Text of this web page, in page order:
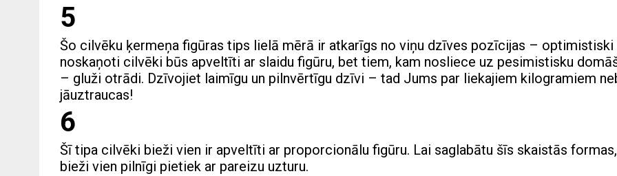
5
Šo cilvēku ķermeņa figūras tips lielā mērā ir atkarīgs no viņu dzīves pozīcijas – optimistiski
noskaņoti cilvēki būs apveltīti ar slaidu figūru, bet tiem, kam nosliece uz pesimistisku
– gluži otrādi. Dzīvojiet laimīgu un pilnvērtīgu dzīvi – tad Jums par liekajiem kilogramiem
jāuztraucas!
6
Šī tipa cilvēki bieži vien ir apveltīti ar proporcionālu figūru. Lai saglabātu šīs skaistās formas,
bieži vien pilnīgi pietiek ar pareizu uzturu.